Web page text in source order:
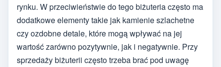
rynku. W przeciwieństwie do tego biżuteria często ma
dodatkowe elementy takie jak kamienie szlachetne
czy ozdobne detale, które mogą wpływać na jej
wartość zarówno pozytywnie, jak i negatywnie. Przy
sprzedaży biżuterii często trzeba brać pod uwagę